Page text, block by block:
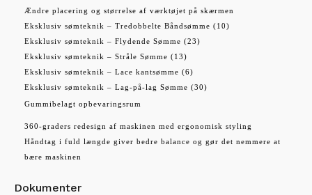
Ændre placering og størrelse af værktøjet på skærmen
Eksklusiv sømteknik – Tredobbelte Båndsømme (10)
Eksklusiv sømteknik – Flydende Sømme (23)
Eksklusiv sømteknik – Stråle Sømme (13)
Eksklusiv sømteknik – Lace kantsømme (6)
Eksklusiv sømteknik – Lag-på-lag Sømme (30)
Gummibelagt opbevaringsrum
360-graders redesign af maskinen med ergonomisk styling
Håndtag i fuld længde giver bedre balance og gør det nemmere at
bære maskinen
Dokumenter